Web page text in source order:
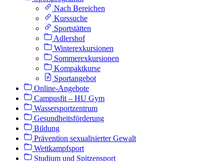
Nach Bereichen
Kurssuche
Sportstätten
Adlershof
Winterexkursionen
Sommerexkursionen
Kompaktkurse
Sportangebot
Online-Angebote
Campusfit – HU Gym
Wassersportzentrum
Gesundheitsförderung
Bildung
Prävention sexualisierter Gewalt
Wettkampfsport
Studium und Spitzensport